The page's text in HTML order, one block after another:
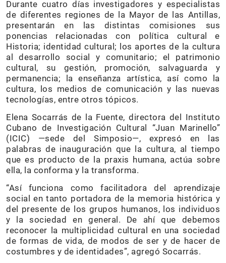
Durante cuatro días investigadores y especialistas
de diferentes regiones de la Mayor de las Antillas,
presentarán en las distintas comisiones sus
ponencias relacionadas con política cultural e
Historia; identidad cultural; los aportes de la cultura
al desarrollo social y comunitario; el patrimonio
cultural, su gestión, promoción, salvaguarda y
permanencia; la enseñanza artística, así como la
cultura, los medios de comunicación y las nuevas
tecnologías, entre otros tópicos.
Elena Socarrás de la Fuente, directora del Instituto
Cubano de Investigación Cultural “Juan Marinello”
(ICIC) —sede del Simposio—, expresó en las
palabras de inauguración que la cultura, al tiempo
que es producto de la praxis humana, actúa sobre
ella, la conforma y la transforma.
“Así funciona como facilitadora del aprendizaje
social en tanto portadora de la memoria histórica y
del presente de los grupos humanos, los individuos
y la sociedad en general. De ahí que debemos
reconocer la multiplicidad cultural en una sociedad
de formas de vida, de modos de ser y de hacer de
costumbres y de identidades”, agregó Socarrás.